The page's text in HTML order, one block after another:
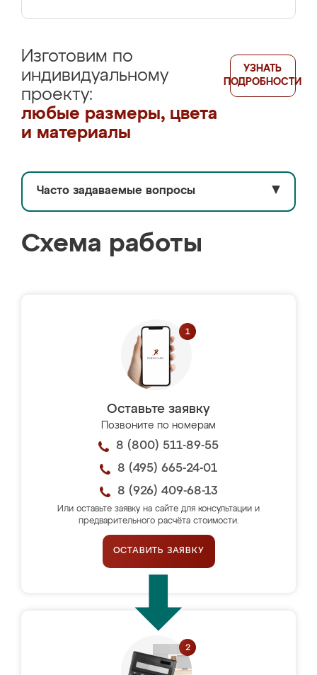
Изготовим по
индивидуальному
проекту:
любые размеры, цвета
и материалы
УЗНАТЬ
ПОДРОБНОСТИ
Часто задаваемые вопросы ▼
Схема работы
Оставьте заявку
Позвоните по номерам
8 (800) 511-89-55
8 (495) 665-24-01
8 (926) 409-68-13
Или оставьте заявку на сайте для консультации и
предварительного расчёта стоимости.
ОСТАВИТЬ ЗАЯВКУ